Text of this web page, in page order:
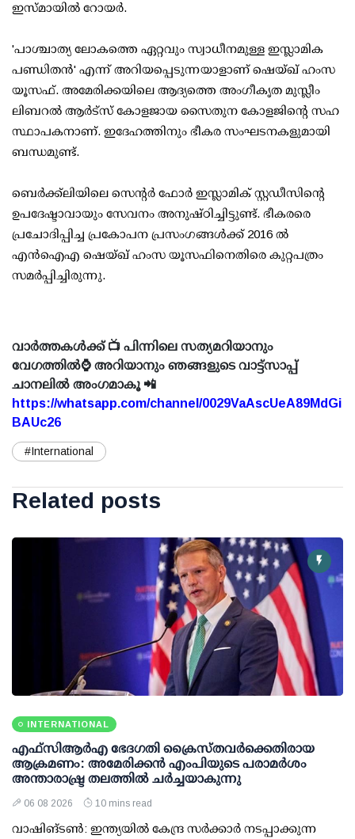
ഇസ്മായില്‍ റോയര്‍.
'പാശ്ചാത്യ ലോകത്തെ ഏറ്റവും സ്വാധീനമുള്ള ഇസ്ലാമിക
പണ്ഡിതന്‍' എന്ന് അറിയപ്പെടുന്നയാളാണ് ഷെയ്ഖ് ഹംസ
യൂസഫ്. അമേരിക്കയിലെ ആദ്യത്തെ അംഗീകൃത മുസ്ലീം
ലിബറല്‍ ആര്‍ട്സ് കോളജായ സൈതുന കോളജിന്റെ സഹ
സ്ഥാപകനാണ്. ഇദേഹത്തിനും ഭീകര സംഘടനകളുമായി
ബന്ധമുണ്ട്.
ബെര്‍ക്ക്‌ലിയിലെ സെന്റര്‍ ഫോര്‍ ഇസ്ലാമിക് സ്റ്റഡീസിന്റെ
ഉപദേഷ്ടാവായും സേവനം അനുഷ്ഠിച്ചിട്ടുണ്ട്. ഭീകരരെ
പ്രചോദിപ്പിച്ച പ്രകോപന പ്രസംഗങ്ങള്‍ക്ക് 2016 ല്‍
എന്‍ഐഎ ഷെയ്ഖ് ഹംസ യൂസഫിനെതിരെ കുറ്റപത്രം
സമര്‍പ്പിച്ചിരുന്നു.
വാർത്തകൾക്ക് 📺 പിന്നിലെ സത്യമറിയാനും
വേഗത്തിൽ⌚ അറിയാനും ഞങ്ങളുടെ വാട്ട്സാപ്പ്
ചാനലിൽ അംഗമാകൂ 📲
https://whatsapp.com/channel/0029VaAscUeA89MdGi
BAUc26
#International
Related posts
INTERNATIONAL
എഫ്‌സി‌ആര്‍‌എ ഭേദഗതി ക്രൈസ്തവർക്കെതിരായ
ആക്രമണം: അമേരിക്കൻ എംപിയുടെ പരാമർശം
അന്താരാഷ്ട്ര തലത്തിൽ ചർച്ചയാകുന്നു
06 08 2026 10 mins read
വാഷിങ്ടൺ: ഇന്ത്യയിൽ കേന്ദ്ര സർക്കാർ നടപ്പാക്കുന്ന